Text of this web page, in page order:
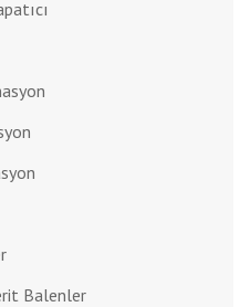
Balenler